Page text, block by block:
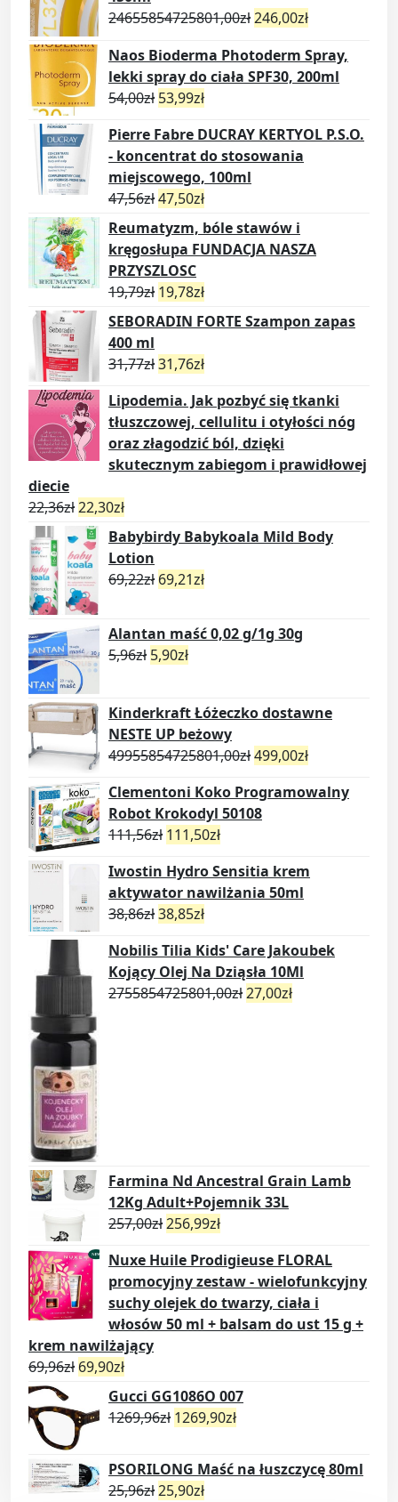
24655854725801,00zł246,00zł
Naos Bioderma Photoderm Spray,
lekki spray do ciała SPF30, 200ml
54,00zł 53,99zł
Pierre Fabre DUCRAY KERTYOL P.S.O.
- koncentrat do stosowania
miejscowego, 100ml
47,56zł47,50zł
Reumatyzm, bóle stawów i
kręgosłupa FUNDACJA NASZA
PRZYSZLOSC
19,79zł 19,78zł
SEBORADIN FORTE Szampon zapas
400 ml
31,77zł31,76zł
Lipodemia. Jak pozbyć się tkanki
tłuszczowej, cellulitu i otyłości nóg
oraz złagodzić ból, dzięki
skutecznym zabiegom i prawidłowej
diecie
22,36zł22,30zł
Babybirdy Babykoala Mild Body
Lotion
69,22zł 69,21zł
Alantan maść 0,02 g/1g 30g
5,96zł 5,90zł
Kinderkraft Łóżeczko dostawne
NESTE UP beżowy
49955854725801,00zł499,00zł
Clementoni Koko Programowalny
Robot Krokodyl 50108
111,56zł 111,50zł
Iwostin Hydro Sensitia krem
aktywator nawilżania 50ml
38,86zł38,85zł
Nobilis Tilia Kids' Care Jakoubek
Kojący Olej Na Dziąsła 10Ml
2755854725801,00zł27,00zł
Farmina Nd Ancestral Grain Lamb
12Kg Adult+Pojemnik 33L
257,00zł256,99zł
Nuxe Huile Prodigieuse FLORAL
promocyjny zestaw - wielofunkcyjny
suchy olejek do twarzy, ciała i
włosów 50 ml + balsam do ust 15 g +
krem nawilżający
69,96zł 69,90zł
Gucci GG1086O 007
1269,96zł 1269,90zł
PSORILONG Maść na łuszczycę 80ml
25,96zł25,90zł